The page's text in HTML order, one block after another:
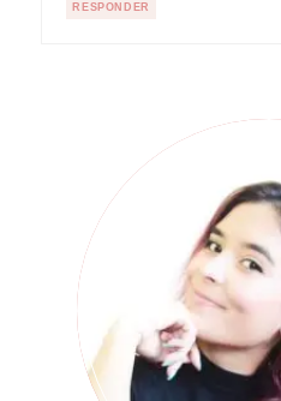
RESPONDER